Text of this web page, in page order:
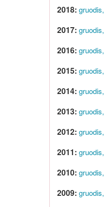
2018: gruodis,
2017: gruodis,
2016: gruodis,
2015: gruodis,
2014: gruodis,
2013: gruodis,
2012: gruodis,
2011: gruodis,
2010: gruodis,
2009: gruodis,